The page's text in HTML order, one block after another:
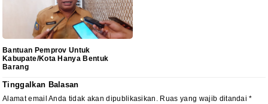
Bantuan Pemprov Untuk
Kabupate/Kota Hanya Bentuk
Barang
Tinggalkan Balasan
Alamat email Anda tidak akan dipublikasikan. Ruas yang wajib ditandai*